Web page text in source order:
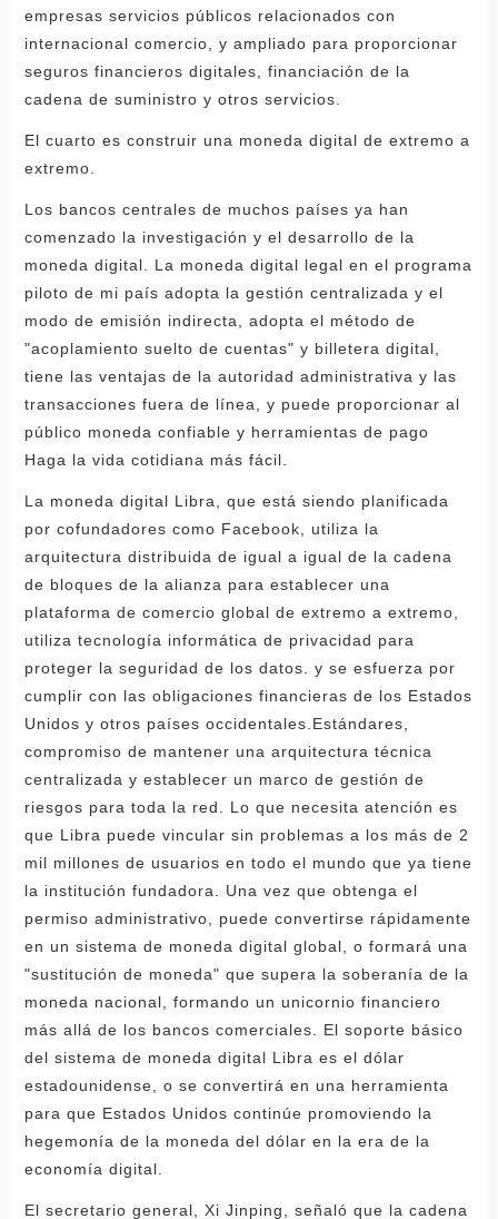
empresas servicios públicos relacionados con
internacional comercio, y ampliado para proporcionar
seguros financieros digitales, financiación de la
cadena de suministro y otros servicios.
El cuarto es construir una moneda digital de extremo a
extremo.
Los bancos centrales de muchos países ya han
comenzado la investigación y el desarrollo de la
moneda digital. La moneda digital legal en el programa
piloto de mi país adopta la gestión centralizada y el
modo de emisión indirecta, adopta el método de
"acoplamiento suelto de cuentas" y billetera digital,
tiene las ventajas de la autoridad administrativa y las
transacciones fuera de línea, y puede proporcionar al
público moneda confiable y herramientas de pago
Haga la vida cotidiana más fácil.
La moneda digital Libra, que está siendo planificada
por cofundadores como Facebook, utiliza la
arquitectura distribuida de igual a igual de la cadena
de bloques de la alianza para establecer una
plataforma de comercio global de extremo a extremo,
utiliza tecnología informática de privacidad para
proteger la seguridad de los datos. y se esfuerza por
cumplir con las obligaciones financieras de los Estados
Unidos y otros países occidentales.Estándares,
compromiso de mantener una arquitectura técnica
centralizada y establecer un marco de gestión de
riesgos para toda la red. Lo que necesita atención es
que Libra puede vincular sin problemas a los más de 2
mil millones de usuarios en todo el mundo que ya tiene
la institución fundadora. Una vez que obtenga el
permiso administrativo, puede convertirse rápidamente
en un sistema de moneda digital global, o formará una
"sustitución de moneda" que supera la soberanía de la
moneda nacional, formando un unicornio financiero
más allá de los bancos comerciales. El soporte básico
del sistema de moneda digital Libra es el dólar
estadounidense, o se convertirá en una herramienta
para que Estados Unidos continúe promoviendo la
hegemonía de la moneda del dólar en la era de la
economía digital.
El secretario general, Xi Jinping, señaló que la cadena